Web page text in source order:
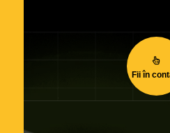
Fii în